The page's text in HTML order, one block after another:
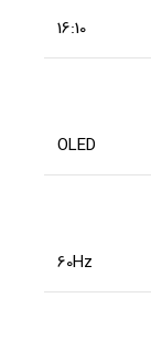
16:10
OLED
60Hz